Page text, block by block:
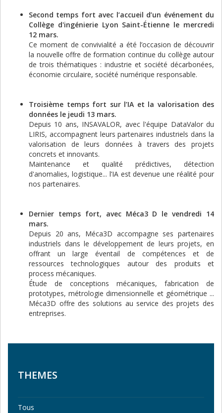
Second temps fort avec l’accueil d’un événement du
Collège d'ingénierie Lyon Saint-Étienne le mercredi
12 mars.
Ce moment de convivialité a été l’occasion de découvrir
la nouvelle offre de formation continue du collège autour
de trois thématiques : industrie et société décarbonées,
économie circulaire, société numérique responsable.
Troisième temps fort sur l’IA et la valorisation des
données le jeudi 13 mars.
Depuis 10 ans, INSAVALOR, avec l'équipe DataValor du
LIRIS, accompagnent leurs partenaires industriels dans la
valorisation de leurs données à travers des projets
concrets et innovants.
Maintenance et qualité prédictives, détection
d'anomalies, logistique... l’IA est devenue une réalité pour
nos partenaires.
Dernier temps fort, avec Méca3 D le vendredi 14
mars.
Depuis 20 ans, Méca3D accompagne ses partenaires
industriels dans le développement de leurs projets, en
offrant un large éventail de compétences et de
ressources technologiques autour des produits et
process mécaniques.
Étude de conceptions mécaniques, fabrication de
prototypes, métrologie dimensionnelle et géométrique ...
Méca3D offre des solutions au service des projets des
entreprises.
THEMES
Tous